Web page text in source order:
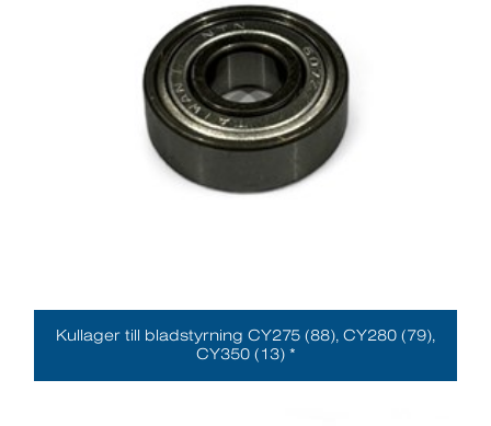
Kullager till bladstyrning CY275 (88), CY280 (79),
CY350 (13) *